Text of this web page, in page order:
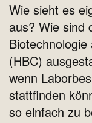
Wie sieht es
aus? Wie sind
(HBC)
wenn
stattfinden
so einfach zu